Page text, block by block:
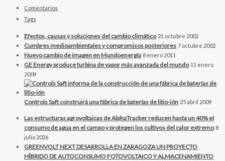
Comentarios
Tags
Efectos, causas y soluciones del cambio climático 21 octubre 2002
Cumbres medioambientales y compromisos posteriores 7 octubre 2002
Nuevo cambio de imagen en Mundoenergía 8 enero 2011
GE Energy produce turbina de vapor más avanzada del mundo 11 enero
2009
Controls Saft construirá una fábrica de baterías de litio-ión 25 abril 2009
Las estructuras agrovoltaicas de AlphaTracker reducen hasta un 40% el
consumo de agua en el campo y protegen los cultivos del calor extremo 8
julio 2026
GREENVOLT NEXT DESARROLLA EN ZARAGOZA UN PROYECTO
HÍBRIDO DE AUTOCONSUMO FOTOVOLTAICO Y ALMACENAMIENTO